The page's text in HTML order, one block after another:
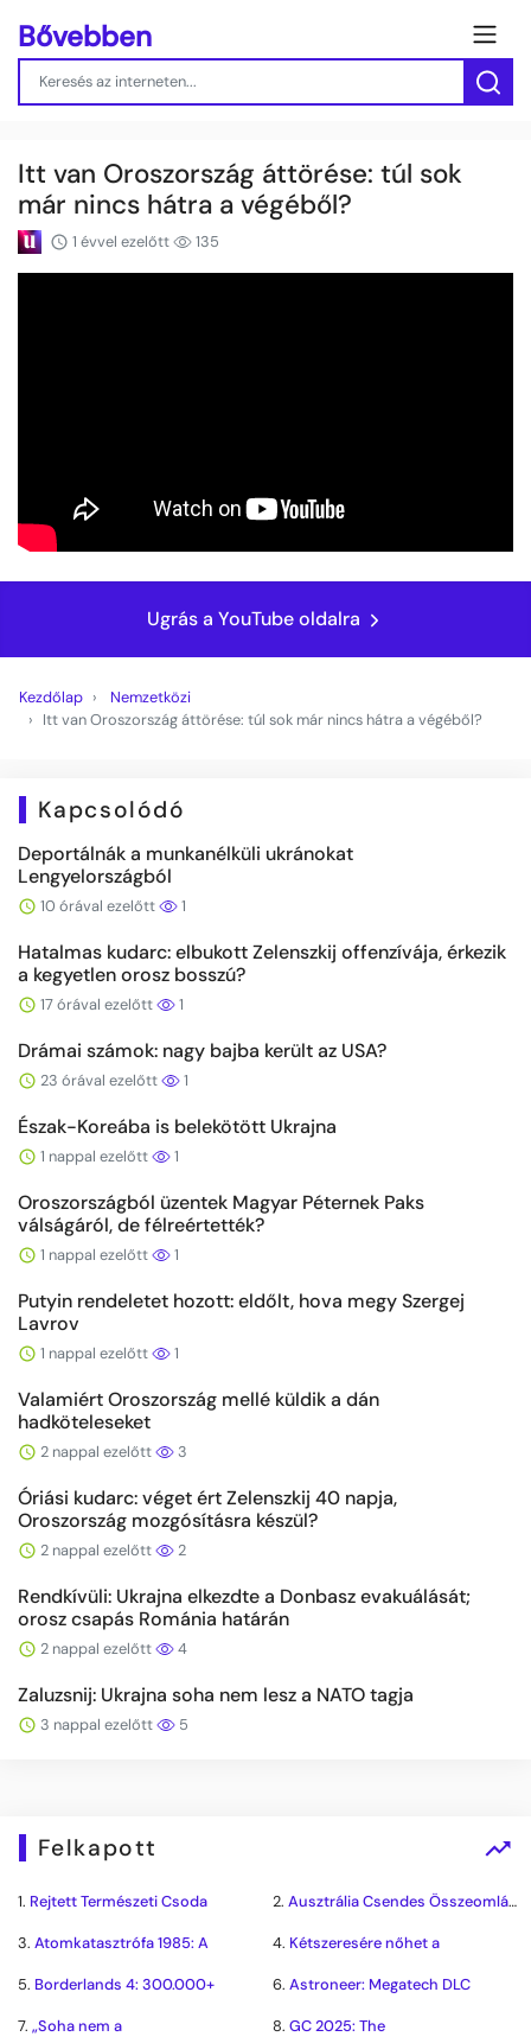
Bővebben
Itt van Oroszország áttörése: túl sok
már nincs hátra a végéből?
1 évvel ezelőtt 135
Ugrás a YouTube oldalra
Kezdőlap
Nemzetközi
Itt van Oroszország áttörése: túl sok már nincs hátra a végéből?
Kapcsolódó
Deportálnák a munkanélküli ukránokat
Lengyelországból
10 órával ezelőtt 1
Hatalmas kudarc: elbukott Zelenszkij offenzívája, érkezik
a kegyetlen orosz bosszú?
17 órával ezelőtt 1
Drámai számok: nagy bajba került az USA?
23 órával ezelőtt 1
Észak-Koreába is belekötött Ukrajna
1 nappal ezelőtt 1
Oroszországból üzentek Magyar Péternek Paks
válságáról, de félreértették?
1 nappal ezelőtt 1
Putyin rendeletet hozott: eldőlt, hova megy Szergej
Lavrov
1 nappal ezelőtt 1
Valamiért Oroszország mellé küldik a dán
hadköteleseket
2 nappal ezelőtt 3
Óriási kudarc: véget ért Zelenszkij 40 napja,
Oroszország mozgósításra készül?
2 nappal ezelőtt 2
Rendkívüli: Ukrajna elkezdte a Donbasz evakuálását;
orosz csapás Románia határán
2 nappal ezelőtt 4
Zaluzsnij: Ukrajna soha nem lesz a NATO tagja
3 nappal ezelőtt 5
Felkapott
1. Rejtett Természeti Csoda 2. Ausztrália Csendes Összeomlása
3. Atomkatasztrófa 1985: A 4. Kétszeresére nőhet a
5. Borderlands 4: 300.000+ 6. Astroneer: Megatech DLC
7. „Soha nem a 8. GC 2025: The